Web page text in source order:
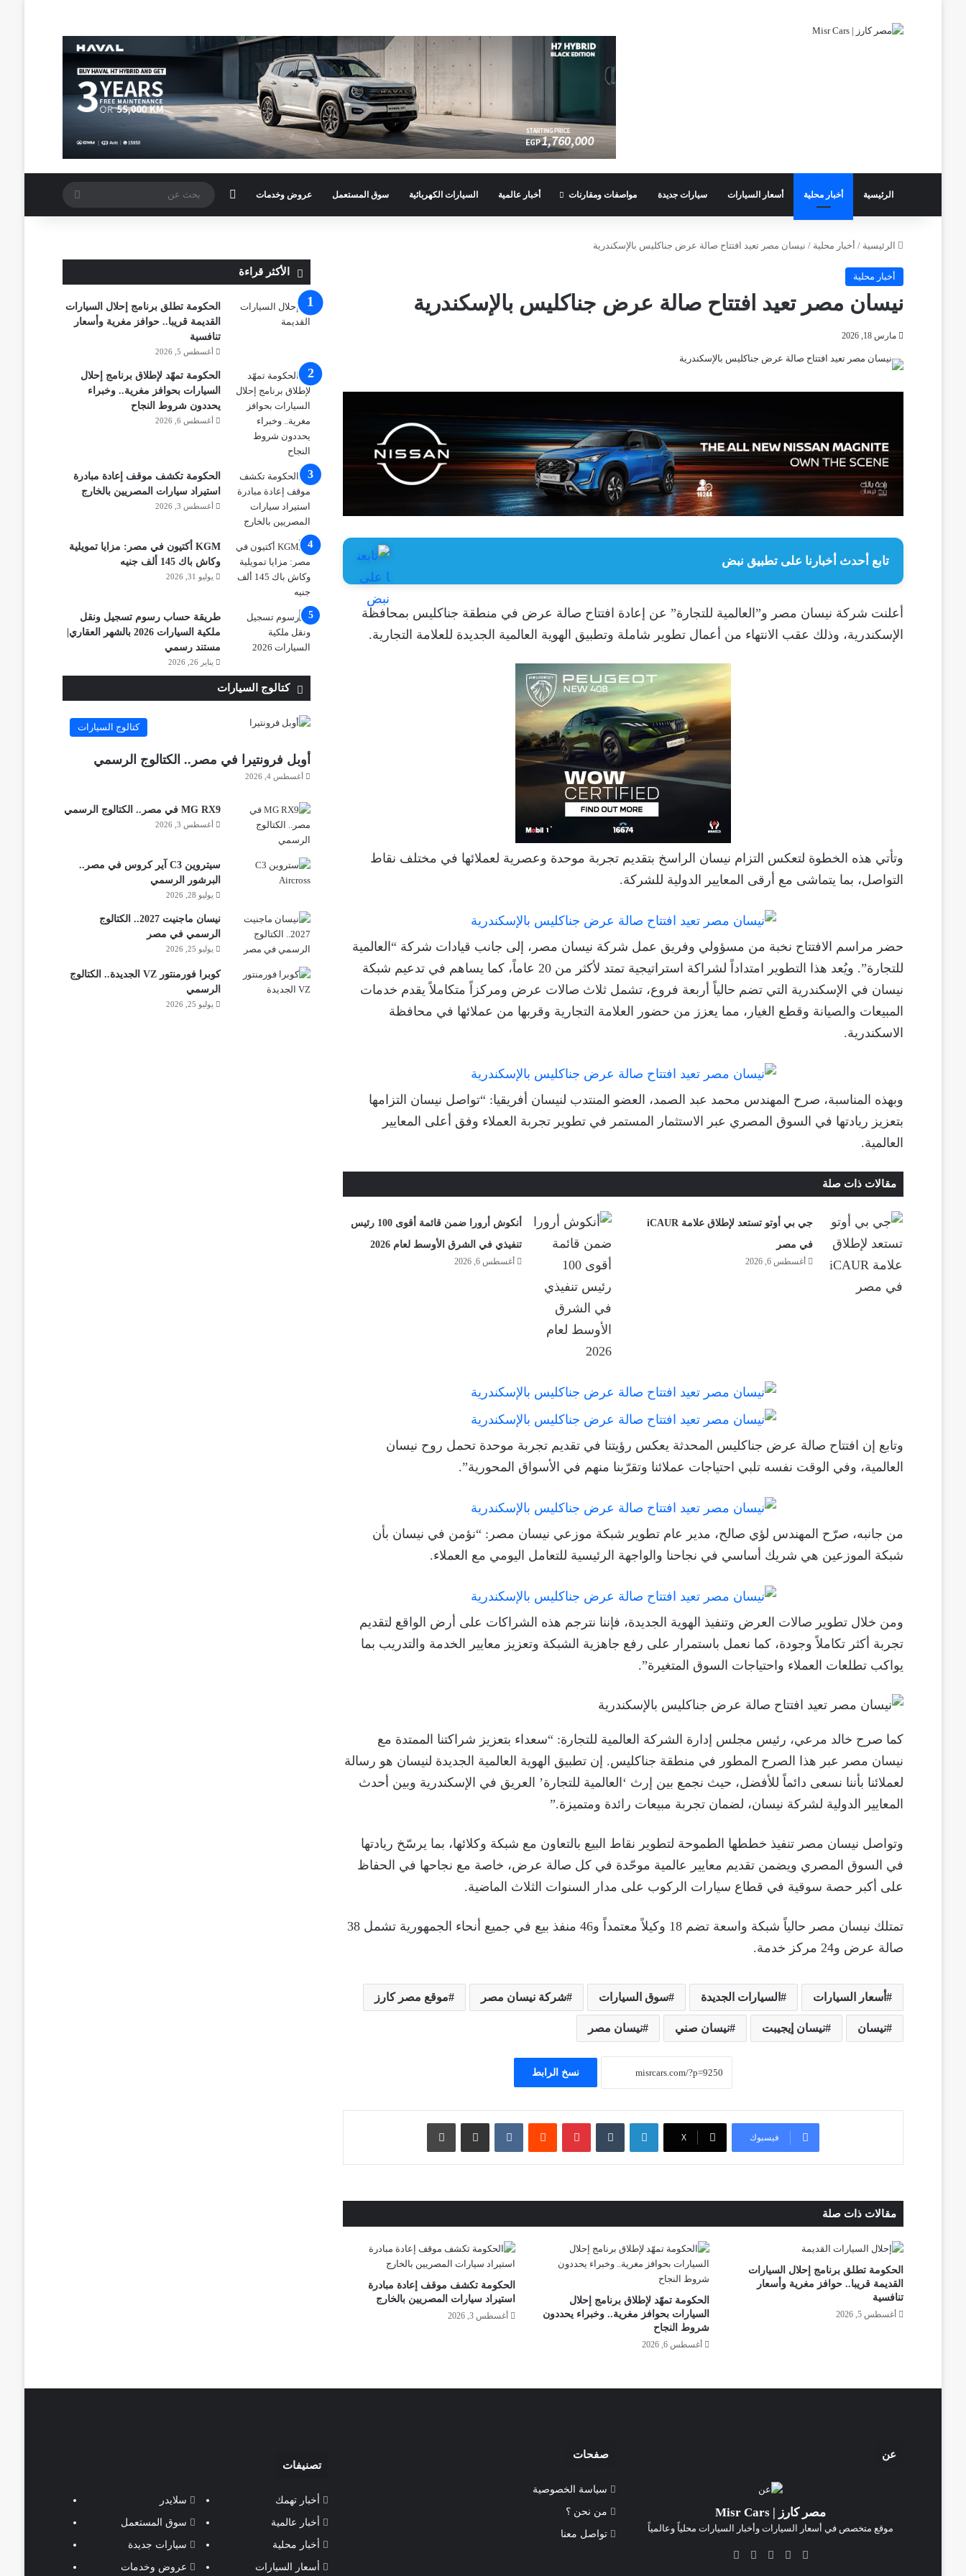
الرئيسية أخبار محلية أسعار السيارات سيارات جديدة مواصفات ومقارنات أخبار عالمية السيارات الكهربائية سوق المستعمل عروض وخدمات الوضع المظلم
عن
الرئيسية / أخبار محلية / نيسان مصر تعيد افتتاح صالة عرض جناكليس بالإسكندرية
أخبار محلية
نيسان مصر تعيد افتتاح صالة عرض جناكليس بالإسكندرية
مارس 18, 2026
تابع أحدث أخبارنا على تطبيق نبض
أعلنت شركة نيسان مصر و”العالمية للتجارة” عن إعادة افتتاح صالة عرض في منطقة جناكليس بمحافظة
الإسكندرية، وذلك عقب الانتهاء من أعمال تطوير شاملة وتطبيق الهوية العالمية الجديدة للعلامة التجارية.
وتأتي هذه الخطوة لتعكس التزام نيسان الراسخ بتقديم تجربة موحدة وعصرية لعملائها في مختلف نقاط
التواصل، بما يتماشى مع أرقى المعايير الدولية للشركة.
حضر مراسم الافتتاح نخبة من مسؤولي وفريق عمل شركة نيسان مصر، إلى جانب قيادات شركة “العالمية
للتجارة”. ويُعد هذا التطوير امتداداً لشراكة استراتيجية تمتد لأكثر من 20 عاماً، كما يساهم في تدعيم شبكة
نيسان في الإسكندرية التي تضم حالياً أربعة فروع، تشمل ثلاث صالات عرض ومركزاً متكاملاً يقدم خدمات
المبيعات والصيانة وقطع الغيار، مما يعزز من حضور العلامة التجارية وقربها من عملائها في محافظة
الاسكندرية.
وبهذه المناسبة، صرح المهندس محمد عبد الصمد، العضو المنتدب لنيسان أفريقيا: “تواصل نيسان التزامها
بتعزيز ريادتها في السوق المصري عبر الاستثمار المستمر في تطوير تجربة العملاء وفق أعلى المعايير
العالمية.
مقالات ذات صلة
جي بي أوتو تستعد لإطلاق علامة iCAUR
في مصر
أغسطس 6, 2026
أنكوش أرورا ضمن قائمة أقوى 100 رئيس
تنفيذي في الشرق الأوسط لعام 2026
أغسطس 6, 2026
وتابع إن افتتاح صالة عرض جناكليس المحدثة يعكس رؤيتنا في تقديم تجربة موحدة تحمل روح نيسان
العالمية، وفي الوقت نفسه تلبي احتياجات عملائنا وتقرّبنا منهم في الأسواق المحورية”.
من جانبه، صرّح المهندس لؤي صالح، مدير عام تطوير شبكة موزعي نيسان مصر: “نؤمن في نيسان بأن
شبكة الموزعين هي شريك أساسي في نجاحنا والواجهة الرئيسية للتعامل اليومي مع العملاء.
ومن خلال تطوير صالات العرض وتنفيذ الهوية الجديدة، فإننا نترجم هذه الشراكات على أرض الواقع لتقديم
تجربة أكثر تكاملاً وجودة، كما نعمل باستمرار على رفع جاهزية الشبكة وتعزيز معايير الخدمة والتدريب بما
يواكب تطلعات العملاء واحتياجات السوق المتغيرة”.
كما صرح خالد مرعي، رئيس مجلس إدارة الشركة العالمية للتجارة: “سعداء بتعزيز شراكتنا الممتدة مع
نيسان مصر عبر هذا الصرح المطور في منطقة جناكليس. إن تطبيق الهوية العالمية الجديدة لنيسان هو رسالة
لعملائنا بأننا نسعى دائماً للأفضل، حيث نجمع بين إرث ‘العالمية للتجارة’ العريق في الإسكندرية وبين أحدث
المعايير الدولية لشركة نيسان، لضمان تجربة مبيعات رائدة ومتميزة.”
وتواصل نيسان مصر تنفيذ خططها الطموحة لتطوير نقاط البيع بالتعاون مع شبكة وكلائها، بما يرسّخ ريادتها
في السوق المصري ويضمن تقديم معايير عالمية موحّدة في كل صالة عرض، خاصة مع نجاحها في الحفاظ
على أكبر حصة سوقية في قطاع سيارات الركوب على مدار السنوات الثلاث الماضية.
تمتلك نيسان مصر حالياً شبكة واسعة تضم 18 وكيلاً معتمداً و46 منفذ بيع في جميع أنحاء الجمهورية تشمل 38
صالة عرض و24 مركز خدمة.
أسعار السيارات السيارات الجديدة سوق السيارات شركة نيسان مصر موقع مصر كارز
نيسان نيسان إيجيبت نيسان صني نيسان مصر
نسخ الرابط
فيسبوك ‫X
لينكدإن ‏Tumblr بينتيريست
‏Reddit
‏VKontakte مشاركة عبر البريد طباعة
مقالات ذات صلة
الحكومة تطلق برنامج إحلال السيارات
القديمة قريبا.. حوافز مغرية وأسعار
تنافسية
أغسطس 5, 2026
الحكومة تمهّد لإطلاق برنامج إحلال
السيارات بحوافز مغرية.. وخبراء يحددون
شروط النجاح
أغسطس 6, 2026
الحكومة تكشف موقف إعادة مبادرة
استيراد سيارات المصريين بالخارج
أغسطس 3, 2026
الأكثر قراءة
الحكومة تطلق برنامج إحلال السيارات
القديمة قريبا.. حوافز مغرية وأسعار
تنافسية
أغسطس 5, 2026
الحكومة تمهّد لإطلاق برنامج إحلال
السيارات بحوافز مغرية.. وخبراء
يحددون شروط النجاح
أغسطس 6, 2026
الحكومة تكشف موقف إعادة مبادرة
استيراد سيارات المصريين بالخارج
أغسطس 3, 2026
KGM أكتيون في مصر: مزايا تمويلية
وكاش باك 145 ألف جنيه
يوليو 31, 2026
طريقة حساب رسوم تسجيل ونقل
ملكية السيارات 2026 بالشهر العقاري|
مستند رسمي
يناير 26, 2026
كتالوج السيارات
كتالوج السيارات
أوبل فرونتيرا في مصر.. الكتالوج الرسمي
أغسطس 4, 2026
MG RX9 في مصر.. الكتالوج الرسمي
أغسطس 3, 2026
سيتروين C3 آير كروس في مصر..
البرشور الرسمي
يوليو 28, 2026
نيسان ماجنيت 2027.. الكتالوج
الرسمي في مصر
يوليو 25, 2026
كوبرا فورمنتور VZ الجديدة.. الكتالوج
الرسمي
يوليو 25, 2026
عن
مصر كارز | Misr Cars
موقع متخصص في أسعار السيارات وأخبار السيارات محلياً وعالمياً
فيسبوك
‫X انستقرام‫TikTok
صفحات
سياسة الخصوصية
من نحن ؟
تواصل معنا
تصنيفات
أخبار تهمك
أخبار عالمية
أخبار محلية
أسعار السيارات
سلايدر
سوق المستعمل
سيارات جديدة
عروض وخدمات